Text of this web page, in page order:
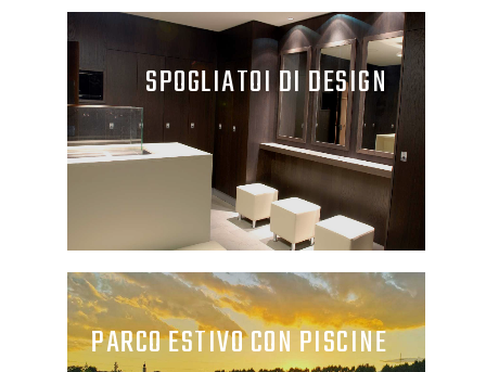
SPOGLIATOI DI DESIGN
PARCO ESTIVO CON PISCINE